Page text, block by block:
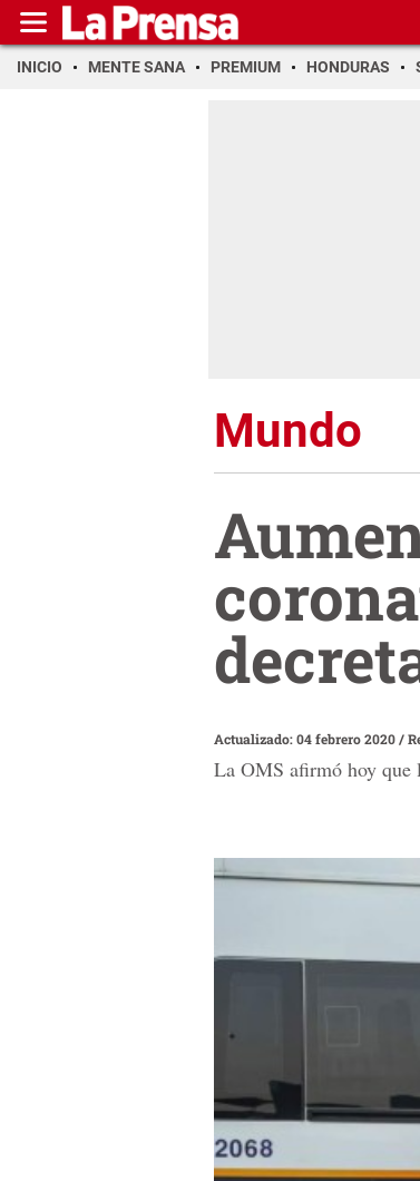
INICIO MENTE SANA PREMIUM HONDURAS
Mundo
Actualizado: 04 febrero 2020/
La OMS afirmó hoy que